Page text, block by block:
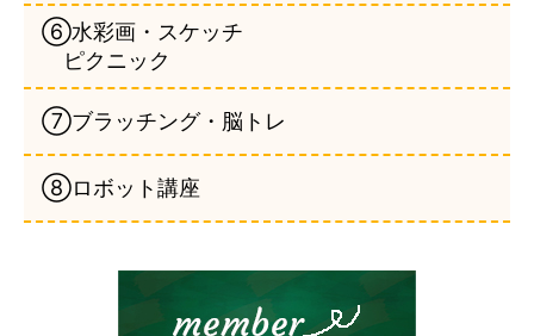
⑥水彩画・スケッチ
ピクニック
⑦ブラッチング・脳トレ
⑧ロボット講座